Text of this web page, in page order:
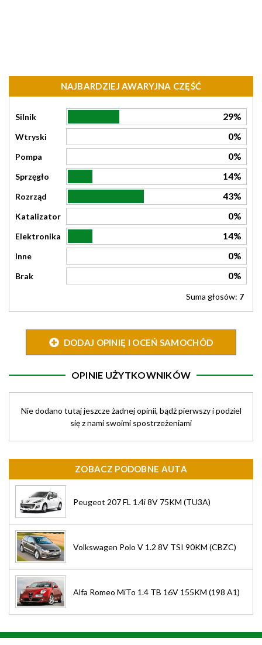
NAJBARDZIEJ AWARYJNA CZĘŚĆ
Silnik 29%
Wtryski 0%
Pompa 0%
Sprzęgło 14%
Rozrząd 43%
Katalizator 0%
Elektronika 14%
Inne 0%
Brak 0%
Suma głosów: 7
DODAJ OPINIĘ I OCEŃ SAMOCHÓD
OPINIE UŻYTKOWNIKÓW
Nie dodano tutaj jeszcze żadnej opinii, bądż pierwszy i podziel
się z nami swoimi spostrzeżeniami
ZOBACZ PODOBNE AUTA
Peugeot 207 FL 1.4i 8V 75KM (TU3A)
Volkswagen Polo V 1.2 8V TSI 90KM (CBZC)
Alfa Romeo MiTo 1.4 TB 16V 155KM (198 A1)